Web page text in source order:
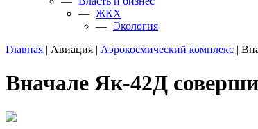
— ЖКХ
— Экология
Главная | Авиация | Аэрокосмический комплекс |
Вначале Як-42Д